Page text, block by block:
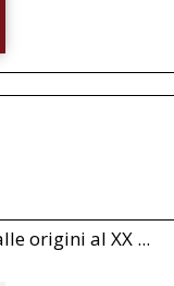
origini al XX ...